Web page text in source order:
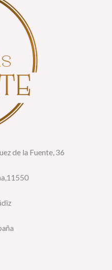
de la Fuente, 36